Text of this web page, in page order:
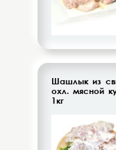
Овощи-фрукты
Корма для
Сопутствующие
Шашлык из
охл. мясной
1кг